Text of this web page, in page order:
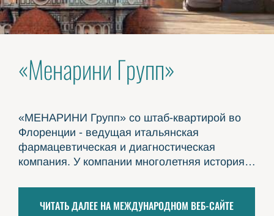
«Менарини Групп»
«МЕНАРИНИ Групп» со штаб-квартирой во
Флоренции - ведущая итальянская
фармацевтическая и диагностическая
компания. У компании многолетняя история
высококачественными, признанными во всем
мире фармацевтическими продуктами.
ЧИТАТЬ ДАЛЕЕ НА МЕЖДУНАРОДНОМ ВЕБ-САЙТЕ